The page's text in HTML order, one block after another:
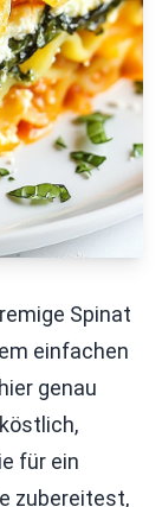
Spinat
einfachen
genau
für ein
zubereitest,